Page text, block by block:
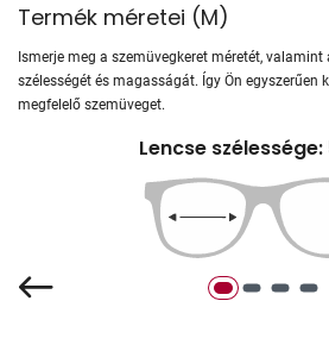
Termék méretei (M)
Ismerje meg a szemüvegkeret méretét, valamint
szélességét és magasságát. Így Ön egyszerűen
megfelelő szemüveget.
Lencse